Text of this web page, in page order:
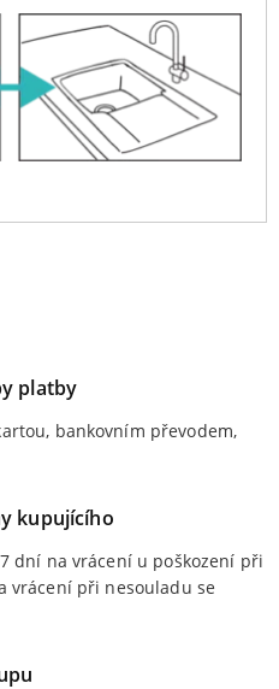
platby
bankovním převodem,
kupujícího
dní na vrácení u poškození při
vrácení při nesouladu se